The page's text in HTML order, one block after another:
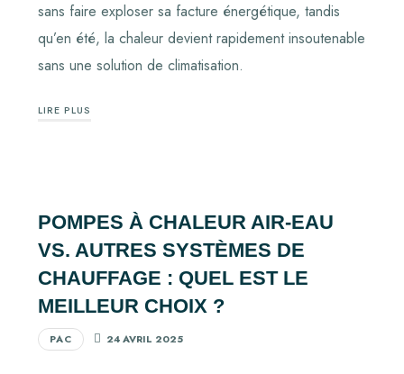
sans faire exploser sa facture énergétique, tandis
qu’en été, la chaleur devient rapidement insoutenable
sans une solution de climatisation.
LIRE PLUS
POMPES À CHALEUR AIR-EAU
VS. AUTRES SYSTÈMES DE
CHAUFFAGE : QUEL EST LE
MEILLEUR CHOIX ?
PAC 24 AVRIL 2025